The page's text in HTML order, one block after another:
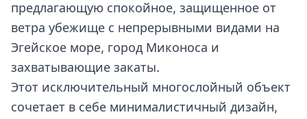
предлагающую спокойное, защищенное от
ветра убежище с непрерывными видами на
Эгейское море, город Миконоса и
захватывающие закаты.
Этот исключительный многослойный объект
сочетает в себе минималистичный дизайн,